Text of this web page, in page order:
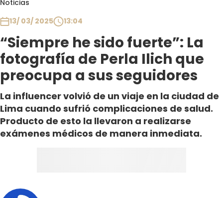
Noticias
13/ 03/ 2025
13:04
“Siempre he sido fuerte”: La
fotografía de Perla Ilich que
preocupa a sus seguidores
La influencer volvió de un viaje en la ciudad de
Lima cuando sufrió complicaciones de salud.
Producto de esto la llevaron a realizarse
exámenes médicos de manera inmediata.
Club De La Comedia
Contigo en Directo
Plan Perfecto
El Tiempo
Sabingo
Todos Los Programas